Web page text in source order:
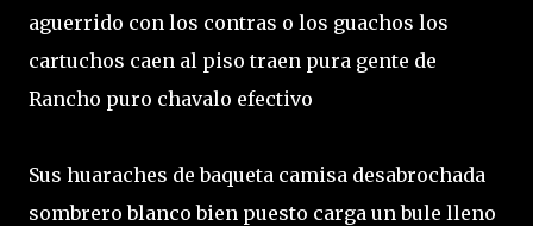
aguerrido con los contras o los guachos los
cartuchos caen al piso traen pura gente de
Rancho puro chavalo efectivo
Sus huaraches de baqueta camisa desabrochada
sombrero blanco bien puesto carga un bule lleno